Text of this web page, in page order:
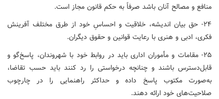
منافع و مصالح آنان باشد صرفاً به حکم قانون مجاز است.
۲۴- حق بیان اندیشه، خلاقیت و احساسِ خود از طرق مختلف آفرینش
فکری، ادبی و هنری با رعایت قوانین و حقوق دیگران.
۲۵- مقامات و مأموران اداری باید در روابط خود با شهروندان، پاسخ‌گو و
قابل‌دسترس باشند و چنانچه درخواستی را رد کنند باید حسب تقاضا،
به‌صورت مکتوب پاسخ داده و حداکثر راهنمایی را در چارچوب
صلاحیت‌های خود ارائه دهند.